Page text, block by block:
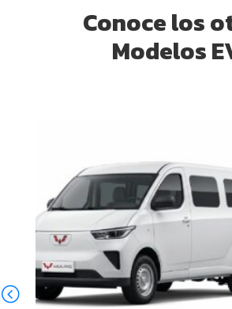
Conoce los
Modelos